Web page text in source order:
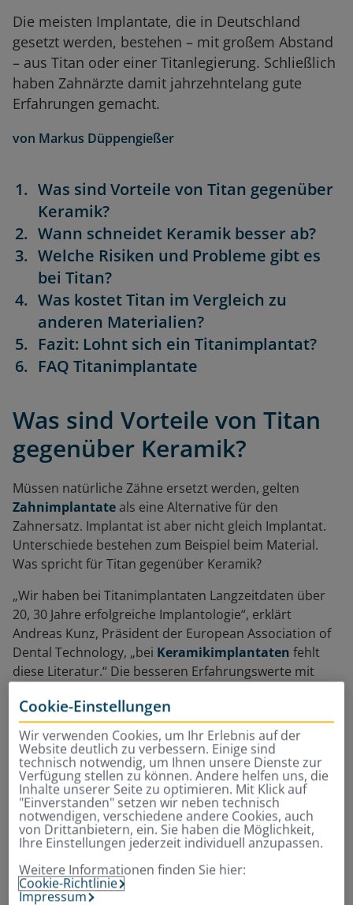
Die meisten Implantate, die in Deutschland
gesetzt werden, bestehen – mit großem Abstand
– aus Titan oder einer Titanlegierung. Schließlich
haben Zahnärzte damit jahrzehntelang gute
Erfahrungen gemacht.
von Markus Düppengießer
Was sind Vorteile von Titan gegenüber
Keramik?
Wann schneidet Keramik besser ab?
Welche Risiken und Probleme gibt es
bei Titan?
Was kostet Titan im Vergleich zu
anderen Materialien?
Fazit: Lohnt sich ein Titanimplantat?
FAQ Titanimplantate
Was sind Vorteile von Titan
gegenüber Keramik?
Müssen natürliche Zähne ersetzt werden, gelten
Zahnimplantateals eine Alternative für den
Zahnersatz. Implantat ist aber nicht gleich Implantat.
Unterschiede bestehen zum Beispiel beim Material.
Was spricht für Titan gegenüber Keramik?
„Wir haben bei Titanimplantaten Langzeitdaten über
20, 30 Jahre erfolgreiche Implantologie“, erklärt
Andreas Kunz, Präsident der European Association of
Dental Technology, „bei Keramikimplantaten fehlt
diese Literatur.“ Die besseren Erfahrungswerte mit
„Metalle sindgrundsätzlich duktiler
dehnen oder zu verformen.“ Auf weniger Volumen
könne man insbesondere Titanimplantate stabiler
bauen als solche aus Keramik.
„Ich rate unseren Patienten
meist zu Titan. Lieber ein
wenig konservativ handeln
Cookie-Einstellungen
Wir verwenden Cookies, um Ihr Erlebnis auf der
Website deutlich zu verbessern. Einige sind
technisch notwendig, um Ihnen unsere Dienste zur
Verfügung stellen zu können. Andere helfen uns, die
Inhalte unserer Seite zu optimieren. Mit Klick auf
"Einverstanden" setzen wir neben technisch
notwendigen, verschiedene andere Cookies, auch
von Drittanbietern, ein. Sie haben die Möglichkeit,
Ihre Einstellungen jederzeit individuell anzupassen.
Weitere Informationen finden Sie hier:
Cookie-Richtlinie
Impressum